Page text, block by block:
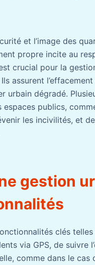
et l’image des
propre incite au
crucial pour la
assurent
urbain dégradé.
publics,
les incivilités, et
gestion
clés
via GPS, de suivre
comme dans le cas